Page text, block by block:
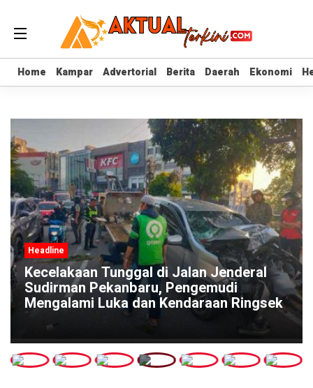
Home Kampar Advertorial Berita Daerah Ekonomi
Home Kampar Advertorial Berita Daerah Ekonomi
Headline
Kecelakaan Tunggal di Jalan Jenderal
Sudirman Pekanbaru, Pengemudi
Mengalami Luka dan Kendaraan Ringsek